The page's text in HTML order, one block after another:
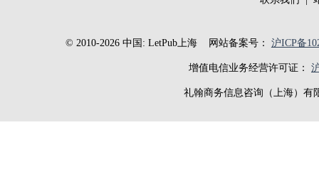
© 2010-2026 中国: LetPub上海网站备案号： 沪ICP备
增值电信业务经营许可证：
礼翰商务信息咨询（上海）